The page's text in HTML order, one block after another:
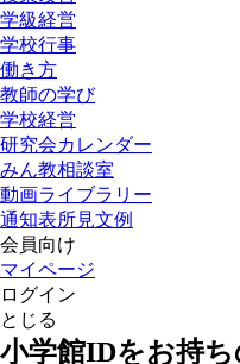
学級経営
学校行事
働き方
教師の学び
学校経営
研究会カレンダー
みん教相談室
動画ライブラリー
通知表所見文例
会員向け
マイページ
ログイン
とじる
小学館IDをお持